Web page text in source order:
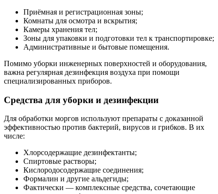
Приёмная и регистрационная зоны;
Комнаты для осмотра и вскрытия;
Камеры хранения тел;
Зоны для упаковки и подготовки тел к транспортировке;
Административные и бытовые помещения.
Помимо уборки инженерных поверхностей и оборудования,
важна регулярная дезинфекция воздуха при помощи
специализированных приборов.
Средства для уборки и дезинфекции
Для обработки моргов используют препараты с доказанной
эффективностью против бактерий, вирусов и грибков. В их
числе:
Хлорсодержащие дезинфектанты;
Спиртовые растворы;
Кислородосодержащие соединения;
Формалин и другие альдегиды;
Фактически — комплексные средства, сочетающие